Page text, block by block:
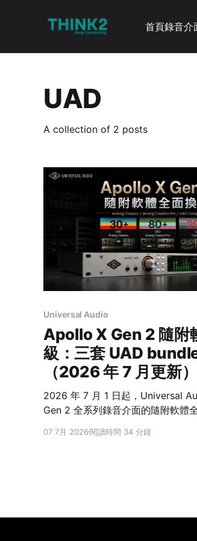
首頁錄音介
UAD
A collection of 2 posts
Universal Audio
Apollo X Gen 2 隨附
級：三套 UAD
（2026 年 7 月更新）
2026 年 7 月 1 日起，Universal
Gen 2 全系列錄音介面的隨附軟體
Classics（30+ 款），進階版從
07 7月 2026閱讀時間 34 分鐘